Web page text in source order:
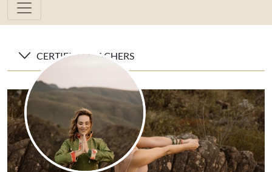
CERTIFIED TEACHERS